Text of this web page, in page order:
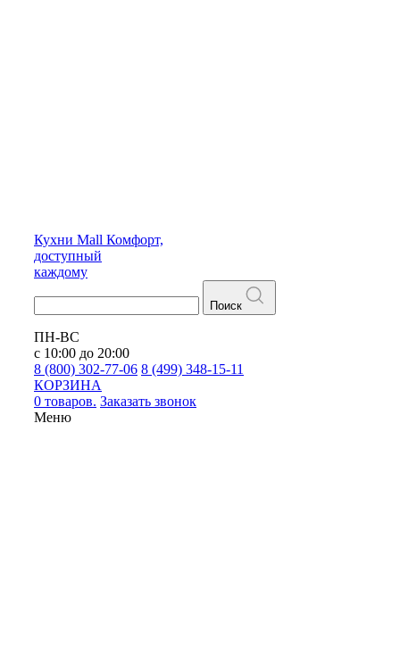
Кухни Mall Комфорт,
доступный
каждому
Поиск
ПН-ВС
с 10:00 до 20:00
8 (800) 302-77-06 8 (499) 348-15-11
КОРЗИНА
0 товаров. Заказать звонок
Меню